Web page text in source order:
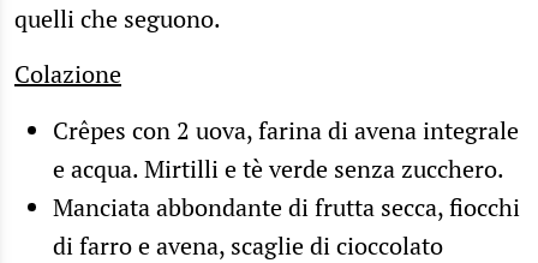
quelli che seguono.
Colazione
Crêpes con 2 uova, farina di avena integrale
e acqua. Mirtilli e tè verde senza zucchero.
Manciata abbondante di frutta secca, fiocchi
di farro e avena, scaglie di cioccolato